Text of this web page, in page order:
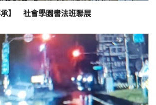
承】 社會學園書法班聯展